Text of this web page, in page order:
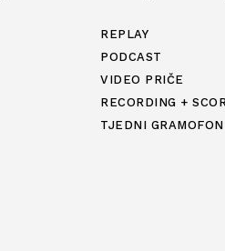
REPLAY
PODCAST
VIDEO PRIČE
RECORDING +
TJEDNI GRAMOFON